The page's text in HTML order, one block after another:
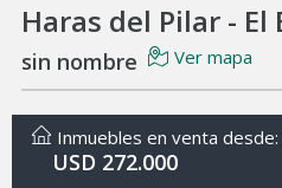
Haras del Pilar - El
sin nombre Ver mapa
Inmuebles en venta desde:
USD 272.000